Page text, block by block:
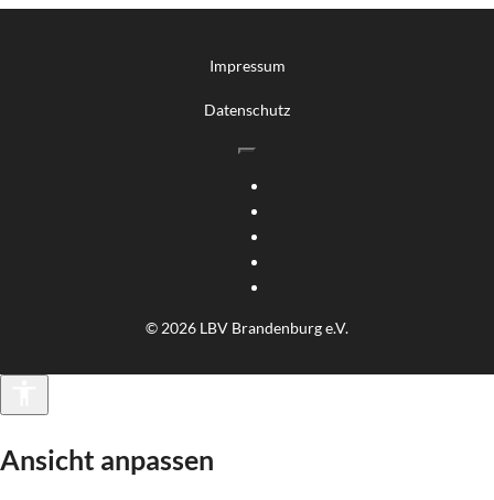
© 2026 LBV Brandenburg e.V.
Impressum
Datenschutz
Barrierefreiheit
Ansicht anpassen